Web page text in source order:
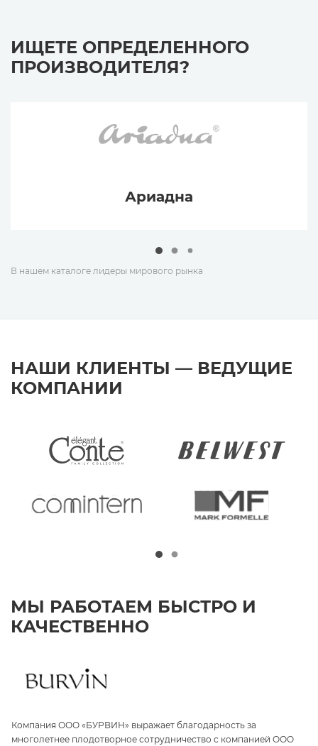
ИЩЕТЕ ОПРЕДЕЛЕННОГО
ПРОИЗВОДИТЕЛЯ?
Ариадна
В нашем каталоге лидеры мирового рынка
НАШИ КЛИЕНТЫ — ВЕДУЩИЕ
КОМПАНИИ
МЫ РАБОТАЕМ БЫСТРО И
КАЧЕСТВЕННО
Компания ООО «БУРВИН» выражает благодарность за
многолетнее плодотворное сотрудничество с компанией ООО